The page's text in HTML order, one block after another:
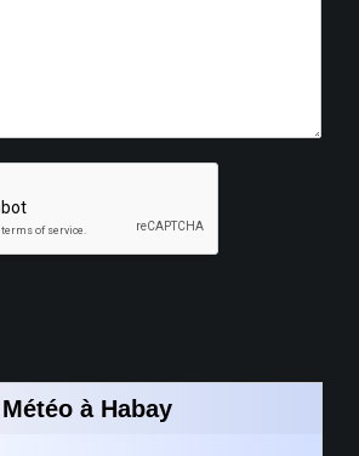
Météo à Habay